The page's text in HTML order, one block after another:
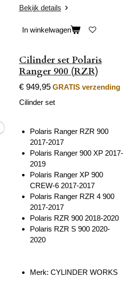
Bekijk details
In winkelwagen
Cilinder set Polaris
Ranger 900 (RZR)
€ 949,95 GRATIS verzending
Cilinder set
Polaris Ranger RZR 900
2017-2017
Polaris Ranger 900 XP 2017-
2019
Polaris Ranger XP 900
CREW-6 2017-2017
Polaris Ranger RZR 4 900
2017-2017
Polaris RZR 900 2018-2020
Polaris RZR S 900 2020-
2020
Merk: CYLINDER WORKS